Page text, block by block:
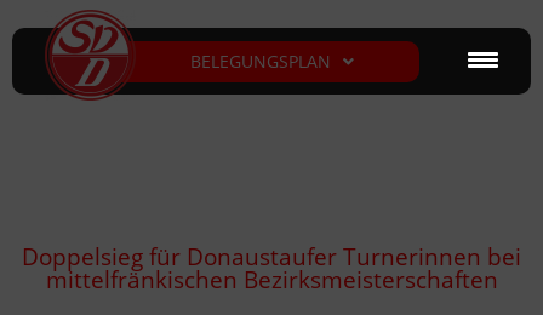
BELEGUNGSPLAN
Doppelsieg für Donaustaufer Turnerinnen bei
mittelfränkischen Bezirksmeisterschaften